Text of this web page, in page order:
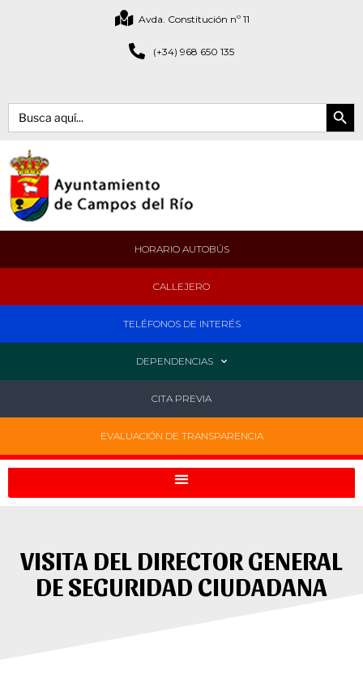
Avda. Constitución nº 11
(+34) 968 650 135
Buscar: Botón de
HORARIO AUTOBÚS
CALLEJERO
TELÉFONOS DE INTERÉS
DEPENDENCIAS
CITA PREVIA
EVALUACIÓN DE TRANSPARENCIA
VISITA DEL DIRECTOR GENERAL
DE SEGURIDAD CIUDADANA